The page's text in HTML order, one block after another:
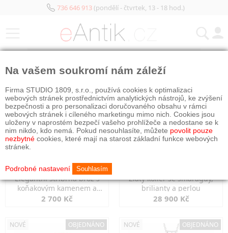
736 646 913(pondělí - čtvrtek, 13 - 18 hod.)
Elegantní stříbrná brož s
koňakovým kamenem a
markazity
2 700 Kč
Zlatý kolier se smaragdy,
brilianty a perlou
28 900 Kč
NOVÉ OBJEDNÁNO NOVÉ OBJEDNÁNO
Na vašem soukromí nám záleží
Firma STUDIO 1809, s.r.o., používá cookies k optimalizaci
webových stránek prostřednictvím analytických nástrojů, ke zvýšení
bezpečnosti a pro personalizaci doručovaného obsahu v rámci
webových stránek i cíleného marketingu mimo nich. Cookies jsou
uloženy v naprostém bezpečí vašeho prohlížeče a nedostane se k
nim nikdo, kdo nemá. Pokud nesouhlasíte, můžete povolit pouze
nezbytné cookies, které mají na starost základní funkce webových
stránek.
Podrobné nastavení Souhlasím